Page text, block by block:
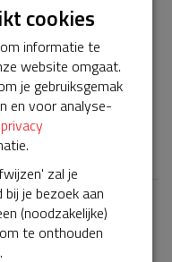
verloopt bijna en
AED gebruiksklaar
servicepakket!
cookies
informatie te
website omgaat.
je gebruiksgemak
en voor analyse-
privacy
zal je
je bezoek aan
(noodzakelijke)
te onthouden